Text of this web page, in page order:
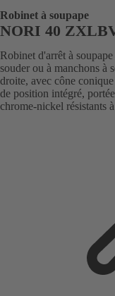
Robinet à soupape
NORI 40
Robinet d'arrêt à
souder ou à manchons à
droite, avec cône
de position intégré,
chrome-nickel résistants